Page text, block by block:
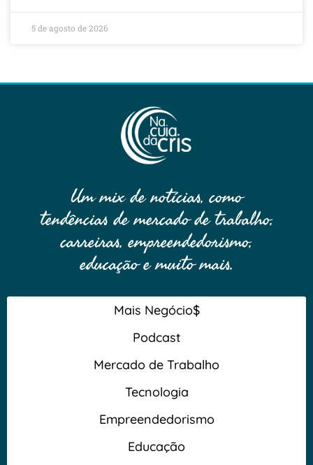
5 de agosto de 2026
Um mix de notícias, como
tendências de mercado de trabalho,
carreiras, empreendedorismo,
educação e muito mais.
Mais Negócio$
Podcast
Mercado de Trabalho
Tecnologia
Empreendedorismo
Educação